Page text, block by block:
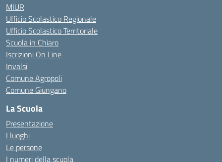
MIUR
Ufficio Scolastico Regionale
Ufficio Scolastico Territoriale
Scuola in Chiaro
Iscrizioni On Line
Invalsi
Comune Agropoli
Comune Giungano
La Scuola
Presentazione
I luoghi
Le persone
I numeri della scuola